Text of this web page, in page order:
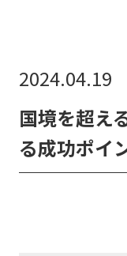
2024.04.19
国境を超え
る成功ポイ